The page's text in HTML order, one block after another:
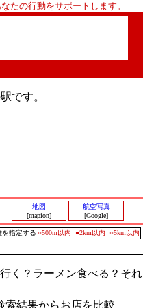
たの行動をサポートします。
です。
地図
[mapion]
航空写真
[Google]
を指定する ○500m以内 ●2km以内 ○5km以内
く？ラーメン食べる？それ
索結果からお店を比較